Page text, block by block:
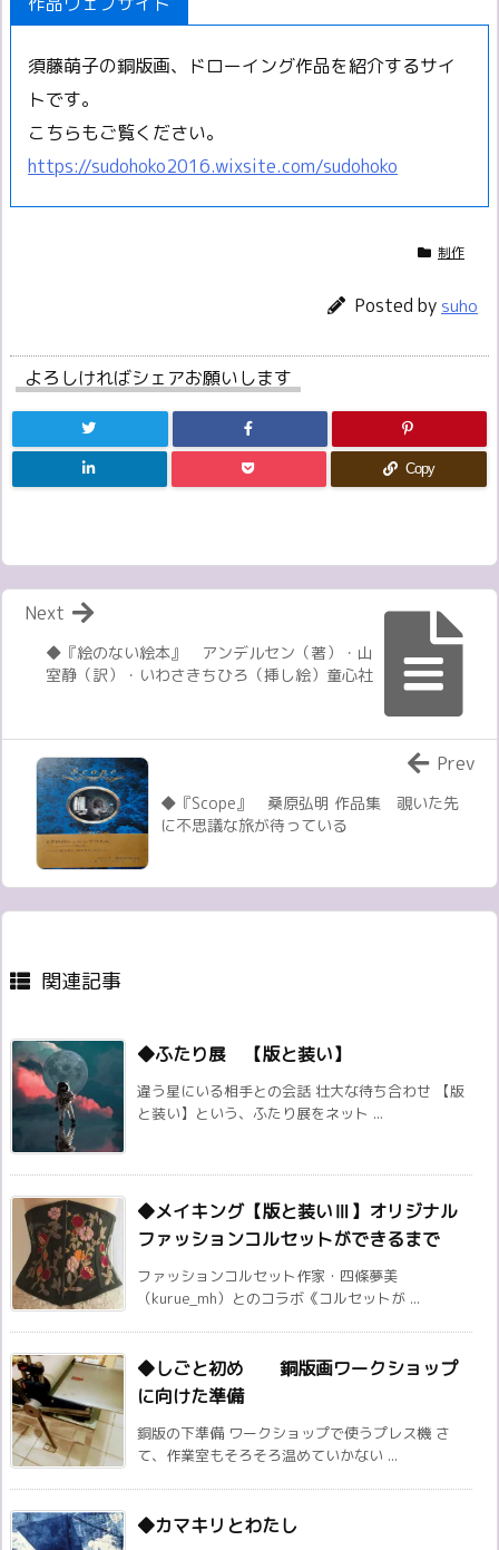
須藤萌子の銅版画、ドローイング作品を紹介するサイ
トです。
こちらもご覧ください。
https://sudohoko2016.wixsite.com/sudohoko
制作
Posted by suho
よろしければシェアお願いします
Copy
◆『絵のない絵本』 アンデルセン（著）・山
室静（訳）・いわさきちひろ（挿し絵）童心社
Next
◆『Scope』 桑原弘明 作品集 覗いた先
に不思議な旅が待っている
Prev
関連記事
◆ふたり展 【版と装い】
違う星にいる相手との会話 壮大な待ち合わせ 【版
と装い】という、ふたり展をネット ...
◆メイキング【版と装いⅢ】オリジナル
ファッションコルセットができるまで
ファッションコルセット作家・四條夢美
（kurue_mh）とのコラボ《コルセットが ...
◆しごと初め 銅版画ワークショップ
に向けた準備
銅版の下準備 ワークショップで使うプレス機 さ
て、作業室もそろそろ温めていかない ...
◆カマキリとわたし